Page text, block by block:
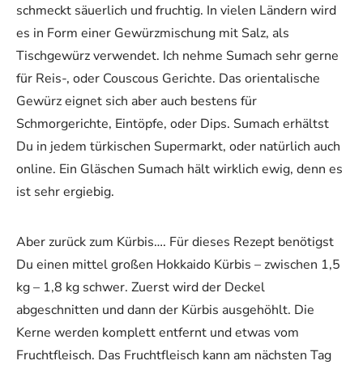
schmeckt säuerlich und fruchtig. In vielen Ländern wird
es in Form einer Gewürzmischung mit Salz, als
Tischgewürz verwendet. Ich nehme Sumach sehr gerne
für Reis-, oder Couscous Gerichte. Das orientalische
Gewürz eignet sich aber auch bestens für
Schmorgerichte, Eintöpfe, oder Dips. Sumach erhältst
Du in jedem türkischen Supermarkt, oder natürlich auch
online. Ein Gläschen Sumach hält wirklich ewig, denn es
ist sehr ergiebig.
Aber zurück zum Kürbis…. Für dieses Rezept benötigst
Du einen mittel großen Hokkaido Kürbis – zwischen 1,5
kg – 1,8 kg schwer. Zuerst wird der Deckel
abgeschnitten und dann der Kürbis ausgehöhlt. Die
Kerne werden komplett entfernt und etwas vom
Fruchtfleisch. Das Fruchtfleisch kann am nächsten Tag